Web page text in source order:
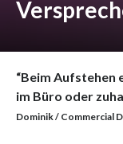
“Beim Aufstehen
im Büro oder
Dominik / Commercial